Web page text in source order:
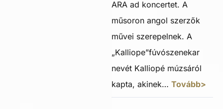
ARA ad koncertet. A
műsoron angol szerzők
művei szerepelnek. A
„Kalliope”fúvószenekar
nevét Kalliopé múzsáról
kapta, akinek… Tovább>